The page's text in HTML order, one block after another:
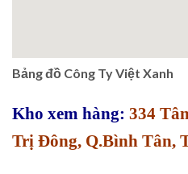
Bảng đồ Công Ty Việt Xanh
Kho xem hàng: 334
Trị Đông, Q.Bình Tân,